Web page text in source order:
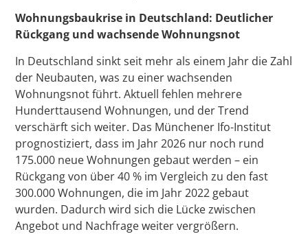
Wohnungsbaukrise in Deutschland: Deutlicher
Rückgang und wachsende Wohnungsnot
In Deutschland sinkt seit mehr als einem Jahr die Zahl
der Neubauten, was zu einer wachsenden
Wohnungsnot führt. Aktuell fehlen mehrere
Hunderttausend Wohnungen, und der Trend
verschärft sich weiter. Das Münchener Ifo-Institut
prognostiziert, dass im Jahr 2026 nur noch rund
175.000 neue Wohnungen gebaut werden – ein
Rückgang von über 40 % im Vergleich zu den fast
300.000 Wohnungen, die im Jahr 2022 gebaut
wurden. Dadurch wird sich die Lücke zwischen
Angebot und Nachfrage weiter vergrößern.